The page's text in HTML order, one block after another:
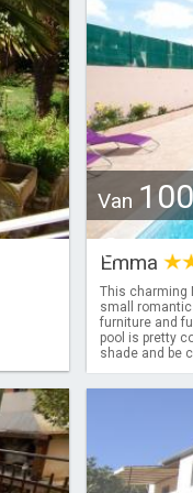
Van 100
€
Emma
This charming
small
furniture and
pool is pretty
shade and be